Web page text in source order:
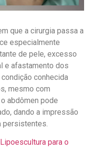
que a cirurgia passa a
especialmente
de pele, excesso
e afastamento dos
conhecida
mesmo com
abdômen pode
dando a impressão
persistentes.
para o